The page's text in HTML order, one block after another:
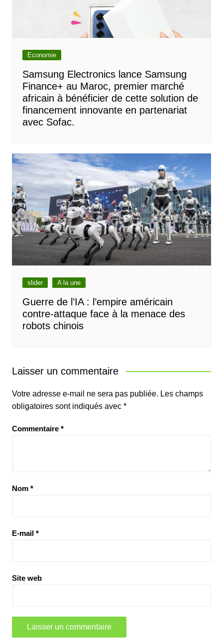
Economie
Samsung Electronics lance Samsung
Finance+ au Maroc, premier marché
africain à bénéficier de cette solution de
financement innovante en partenariat
avec Sofac.
slider A la une
Guerre de l’IA : l’empire américain
contre-attaque face à la menace des
robots chinois
Laisser un commentaire
Votre adresse e-mail ne sera pas publiée. Les champs
obligatoires sont indiqués avec *
Commentaire *
Nom *
E-mail *
Site web